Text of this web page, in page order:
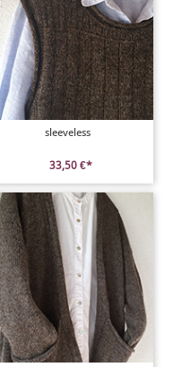
sleeveless
33,50 €*